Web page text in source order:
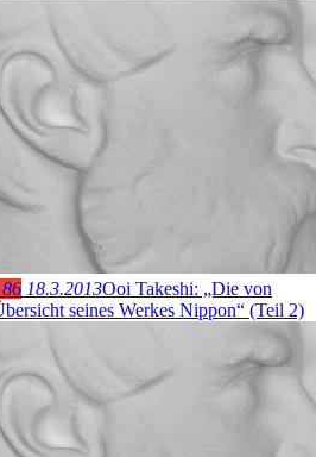
18.3.2013Ooi Takeshi: „Die von
seines Werkes Nippon“ (Teil 2)